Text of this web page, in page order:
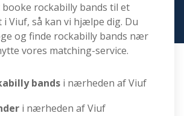
rockabilly bands til et
Viuf, så kan vi hjælpe dig. Du
og finde rockabilly bands nær
vores matching-service.
bands i nærheden af Viuf
i nærheden af Viuf